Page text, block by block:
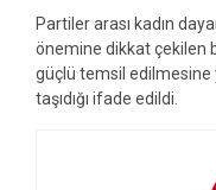
Partiler arası kadın
önemine dikkat çekilen
güçlü temsil edilmesine
taşıdığı ifade edildi.